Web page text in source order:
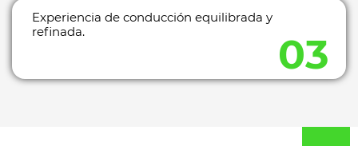
Experiencia de conducción equilibrada y
refinada.